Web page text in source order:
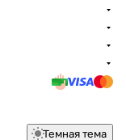
Темная тема